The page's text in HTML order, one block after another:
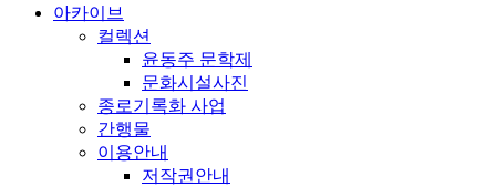
아카이브
컬렉션
윤동주 문학제
문화시설사진
종로기록화 사업
간행물
이용안내
저작권안내